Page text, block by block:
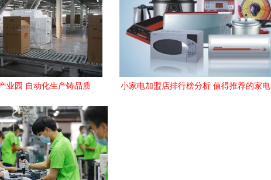
业园 自动化生产铸品质
小家电加盟店排行榜分析 值得推荐的家电